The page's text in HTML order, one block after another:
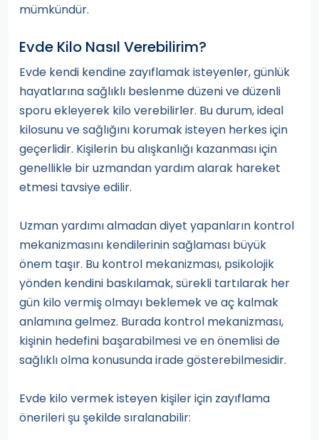
mümkündür.
Evde Kilo Nasıl Verebilirim?
Evde kendi kendine zayıflamak isteyenler, günlük
hayatlarına sağlıklı beslenme düzeni ve düzenli
sporu ekleyerek kilo verebilirler. Bu durum, ideal
kilosunu ve sağlığını korumak isteyen herkes için
geçerlidir. Kişilerin bu alışkanlığı kazanması için
genellikle bir uzmandan yardım alarak hareket
etmesi tavsiye edilir.
Uzman yardımı almadan diyet yapanların kontrol
mekanizmasını kendilerinin sağlaması büyük
önem taşır. Bu kontrol mekanizması, psikolojik
yönden kendini baskılamak, sürekli tartılarak her
gün kilo vermiş olmayı beklemek ve aç kalmak
anlamına gelmez. Burada kontrol mekanizması,
kişinin hedefini başarabilmesi ve en önemlisi de
sağlıklı olma konusunda irade gösterebilmesidir.
Evde kilo vermek isteyen kişiler için zayıflama
önerileri şu şekilde sıralanabilir: